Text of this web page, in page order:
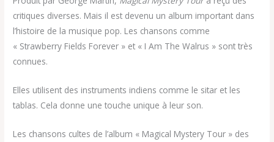
critiques diverses. Mais il est devenu un album important dans
l’histoire de la musique pop. Les chansons comme
« Strawberry Fields Forever » et « I Am The Walrus » sont très
connues.
Elles utilisent des instruments indiens comme le sitar et les
tablas. Cela donne une touche unique à leur son.
Les chansons cultes de l’album « Magical Mystery Tour » des